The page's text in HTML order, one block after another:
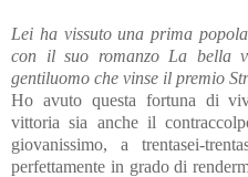
Lei ha vissuto una prima
con il suo romanzo La bella
gentiluomo che vinse il premio
Ho avuto questa fortuna di
vittoria sia anche il
giovanissimo, a trentasei-
perfettamente in grado di